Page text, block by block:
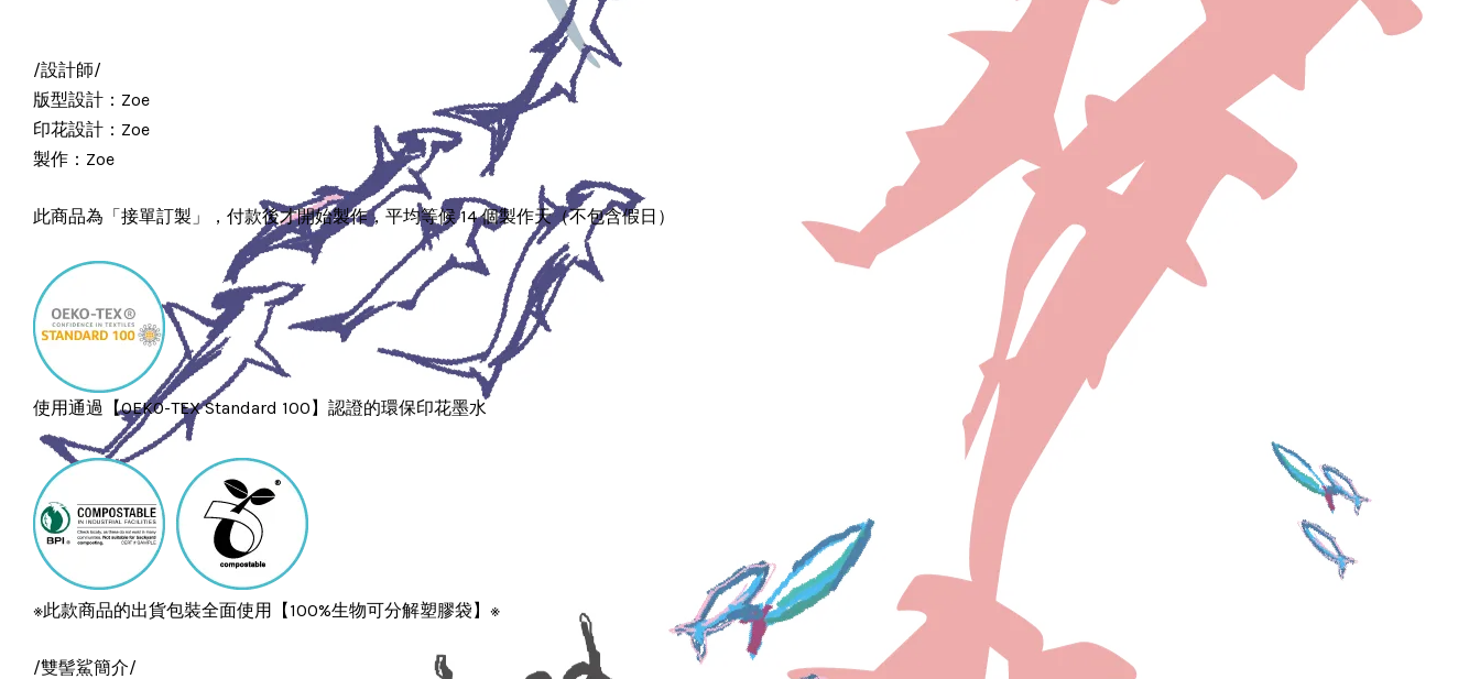
/設計師/
版型設計：Zoe
印花設計：Zoe
製作：Zoe
此商品為「接單訂製」，付款後才開始製作，平均等候 14 個製作天（不包含假日）
使用通過【OEKO-TEX Standard 100】認證的環保印花墨水
※此款商品的出貨包裝全面使用【100%生物可分解塑膠袋】※
/雙髻鯊簡介/